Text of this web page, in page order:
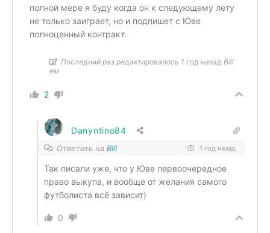
полной мере я буду когда он к следующему лету
не только заиграет, но и подпишет с Юве
полноценный контракт.
Последний раз редактировалось 1 год назад Bill
ем
2
Danyntino84
Ответить на Bill 1 год назад
Так писали уже, что у Юве первоочередное
право выкупа, и вообще от желания самого
футболиста всё зависит)
0